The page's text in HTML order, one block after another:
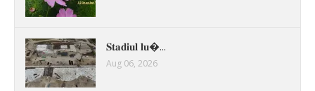
𝐒𝐭𝐚𝐝𝐢𝐮𝐥 𝐥𝐮�...
Aug 06, 2026